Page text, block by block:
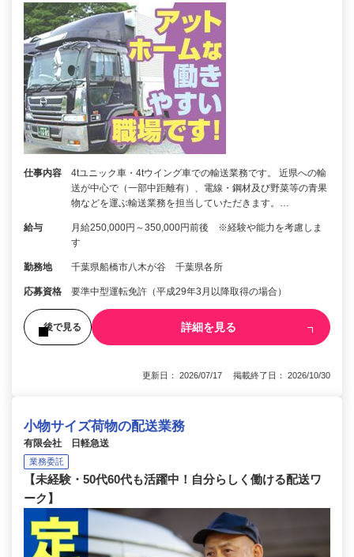
仕事内容
4tユニック車・4tウイング車での輸送業務です。 近県への輸
送が中心で（一部中距離有）、電線・鋼材及び野菜等の青果
物などを運ぶ輸送業務を担当していただきます。…
給与
月給250,000円～350,000円前後 ※経験や能力を考慮しま
す
勤務地 千葉県船橋市八木が谷 千葉県各所
応募資格 要準中型運転免許（平成29年3月以降取得の場合）
後で見る 詳細を見る
更新日： 2026/07/17 掲載終了日： 2026/10/30
小物サイズ荷物の配送業務
有限会社 日軽急送
業務委託
【未経験・50代60代も活躍中！自分らしく働ける配送ワ
ーク】